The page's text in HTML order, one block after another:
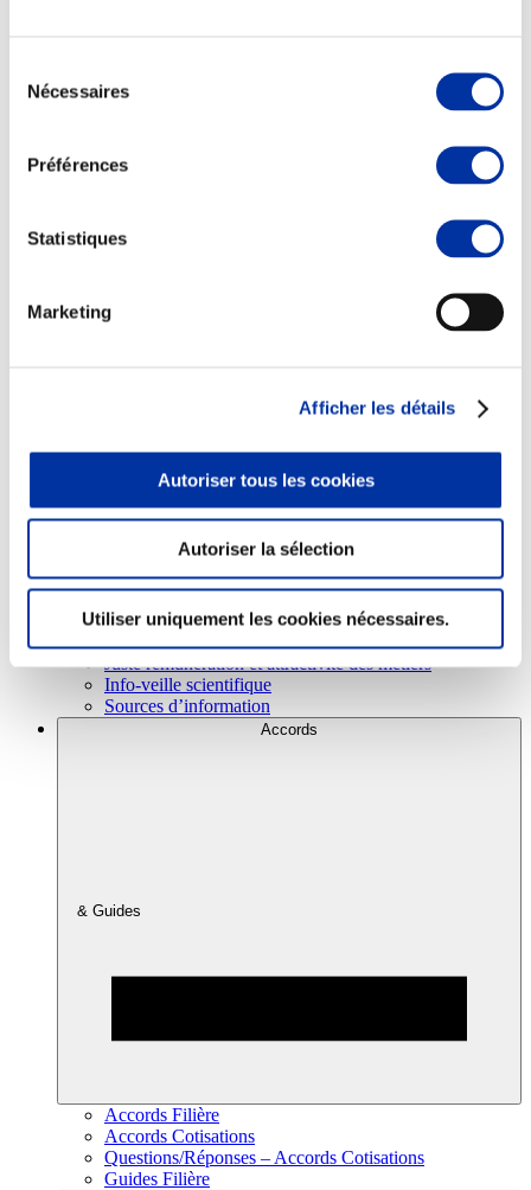
Nécessaires
Préférences
Statistiques
Marketing
Afficher les détails
Autoriser tous les cookies
Autoriser la sélection
Utiliser uniquement les cookies nécessaires.
Sécurité sanitaire
Viandes et santé
Juste rémunération et attractivité des métiers
Info-veille scientifique
Sources d’information
Accords
& Guides
Accords Filière
Accords Cotisations
Questions/Réponses – Accords Cotisations
Guides Filière